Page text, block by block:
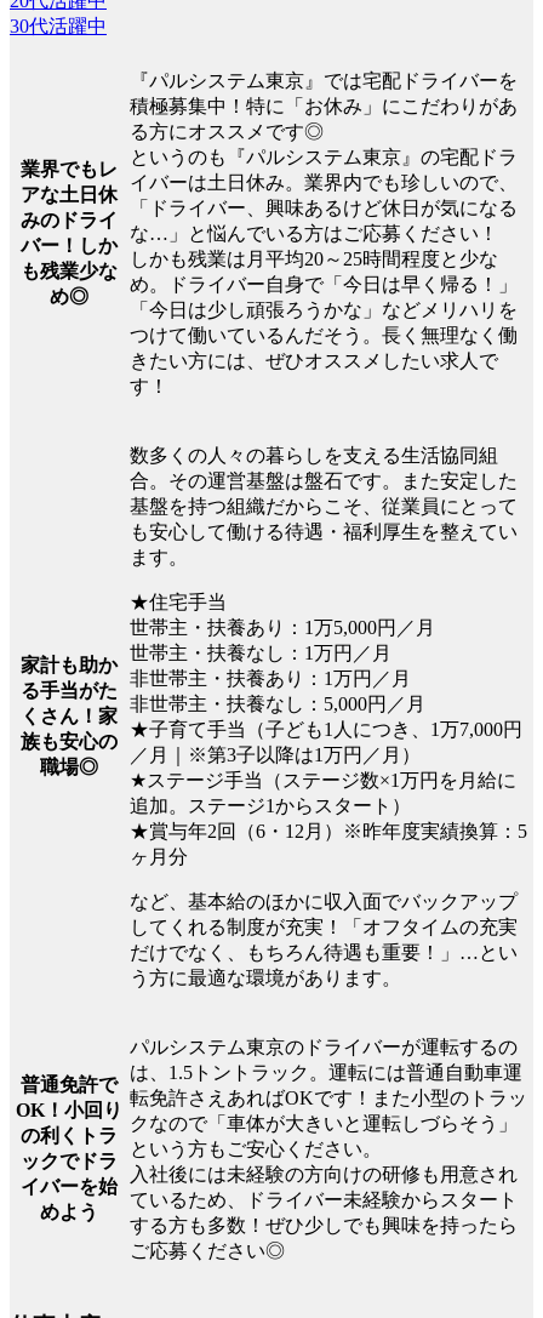
30代活躍中
業界でもレ
アな土日休
みのドライ
バー！しか
も残業少な
め◎
『パルシステム東京』では宅配ドライバーを
積極募集中！特に「お休み」にこだわりがあ
る方にオススメです◎
というのも『パルシステム東京』の宅配ドラ
イバーは土日休み。業界内でも珍しいので、
「ドライバー、興味あるけど休日が気になる
な…」と悩んでいる方はご応募ください！
しかも残業は月平均20～25時間程度と少な
め。ドライバー自身で「今日は早く帰る！」
「今日は少し頑張ろうかな」などメリハリを
つけて働いているんだそう。長く無理なく働
きたい方には、ぜひオススメしたい求人で
す！
家計も助か
る手当がた
くさん！家
族も安心の
職場◎
数多くの人々の暮らしを支える生活協同組
合。その運営基盤は盤石です。また安定した
基盤を持つ組織だからこそ、従業員にとって
も安心して働ける待遇・福利厚生を整えてい
ます。
★住宅手当
世帯主・扶養あり：1万5,000円／月
世帯主・扶養なし：1万円／月
非世帯主・扶養あり：1万円／月
非世帯主・扶養なし：5,000円／月
★子育て手当（子ども1人につき、1万7,000円
／月｜※第3子以降は1万円／月）
★ステージ手当（ステージ数×1万円を月給に
追加。ステージ1からスタート）
★賞与年2回（6・12月）※昨年度実績換算：5
ヶ月分
など、基本給のほかに収入面でバックアップ
してくれる制度が充実！「オフタイムの充実
だけでなく、もちろん待遇も重要！」…とい
う方に最適な環境があります。
普通免許で
OK！小回り
の利くトラ
ックでドラ
イバーを始
めよう
パルシステム東京のドライバーが運転するの
は、1.5トントラック。運転には普通自動車運
転免許さえあればOKです！また小型のトラッ
クなので「車体が大きいと運転しづらそう」
という方もご安心ください。
入社後には未経験の方向けの研修も用意され
ているため、ドライバー未経験からスタート
する方も多数！ぜひ少しでも興味を持ったら
ご応募ください◎